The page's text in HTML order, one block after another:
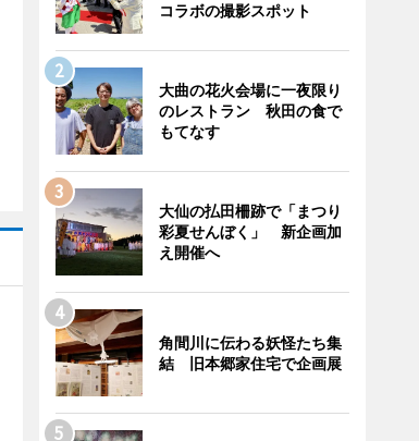
コラボの撮影スポット
大曲の花火会場に一夜限り
のレストラン 秋田の食で
もてなす
大仙の払田柵跡で「まつり
彩夏せんぼく」 新企画加
え開催へ
角間川に伝わる妖怪たち集
結 旧本郷家住宅で企画展